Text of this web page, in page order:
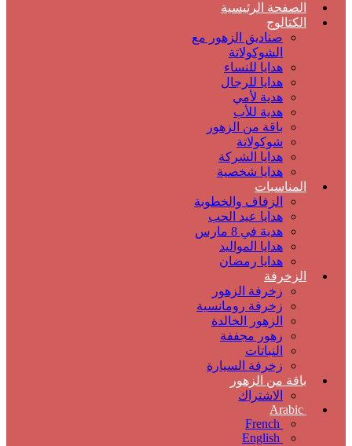
الصفحة الرئيسية
الكتالوج
صناديق الزهور مع
الشوكولاتة
هدايا للنساء
هدايا للرجال
هدية لأمي
هدية للأب
باقة من الزهور
شوكولاتة
هدايا الشركة
هدايا شخصية
المناسبات
الزفاف والخطوبة
هدايا عيد الحب
هدية في 8 مارس
هدايا المواليد
هدايا رمضان
الزخرفة
زخرفة الزهور
زخرفة رومانسية
الزهور الخالدة
زهور مجففة
النباتات
زخرفة السيارة
باقة من الزهور
الاشتراك
Arabic
French
English